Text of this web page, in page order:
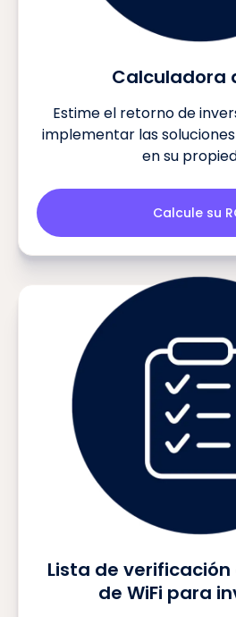
Calculadora
Estime el retorno de
implementar las
en su
Calcule su
Lista de
de WiFi para